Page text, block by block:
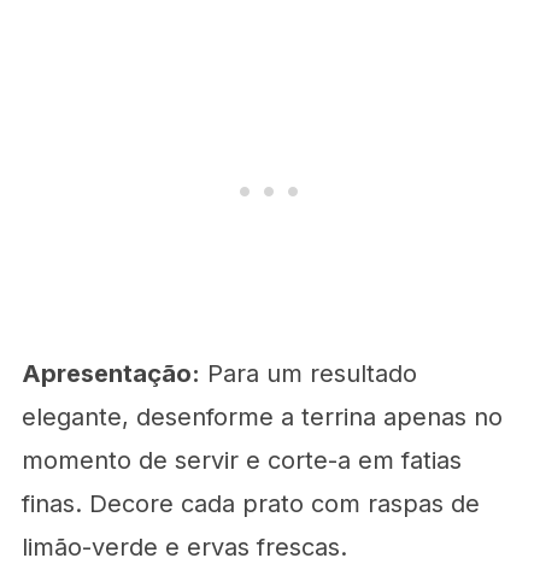
Apresentação: Para um resultado
elegante, desenforme a terrina apenas no
momento de servir e corte-a em fatias
finas. Decore cada prato com raspas de
limão-verde e ervas frescas.